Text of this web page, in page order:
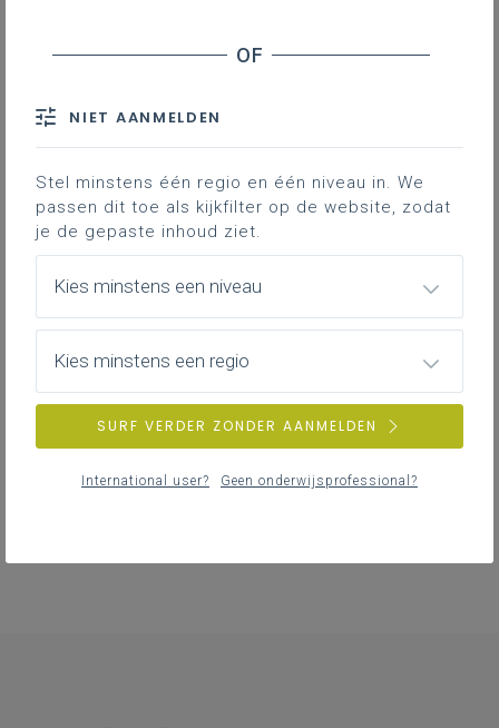
Organisatie
ondersteuning geven.
Coherentie
Leerroutes die de samenhang tussen de
Leerroutes die pedagogische, vakinhoudelijke
NIET AANMELDEN
Stel minstens één regio en één niveau in. We
passen dit toe als kijkfilter op de website, zodat
je de gepaste inhoud ziet.
Kies minstens een niveau
Kies minstens een regio
SURF VERDER ZONDER AANMELDEN
International user? Geen onderwijsprofessional?